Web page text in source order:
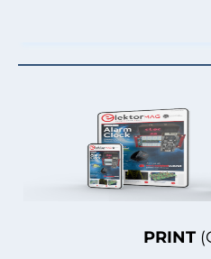
PRINT